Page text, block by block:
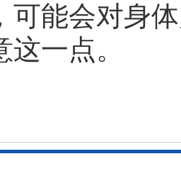
可能会对身
一点。